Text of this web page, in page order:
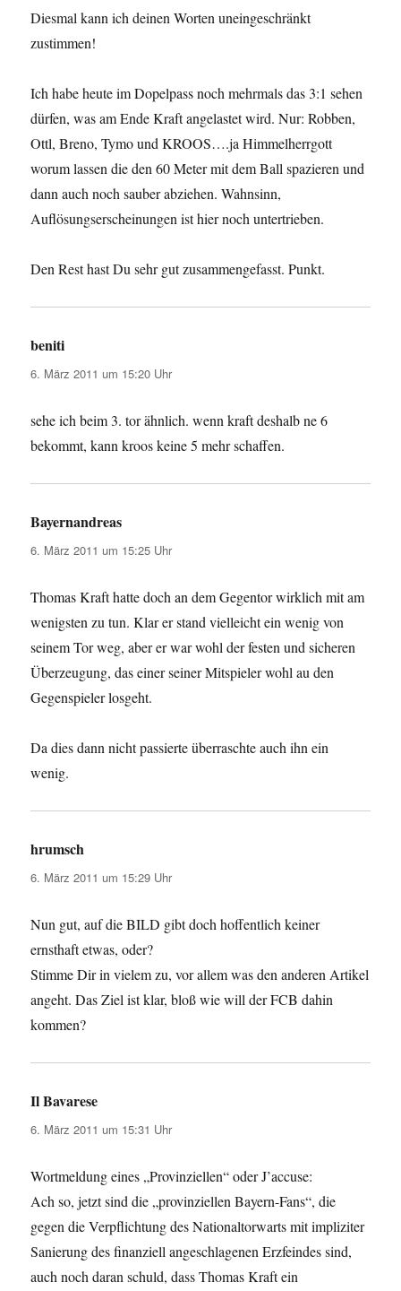
Diesmal kann ich deinen Worten uneingeschränkt
zustimmen!
Ich habe heute im Dopelpass noch mehrmals das 3:1 sehen
dürfen, was am Ende Kraft angelastet wird. Nur: Robben,
Ottl, Breno, Tymo und KROOS….ja Himmelherrgott
worum lassen die den 60 Meter mit dem Ball spazieren und
dann auch noch sauber abziehen. Wahnsinn,
Auflösungserscheinungen ist hier noch untertrieben.
Den Rest hast Du sehr gut zusammengefasst. Punkt.
beniti
6. März 2011 um 15:20 Uhr
sehe ich beim 3. tor ähnlich. wenn kraft deshalb ne 6
bekommt, kann kroos keine 5 mehr schaffen.
Bayernandreas
6. März 2011 um 15:25 Uhr
Thomas Kraft hatte doch an dem Gegentor wirklich mit am
wenigsten zu tun. Klar er stand vielleicht ein wenig von
seinem Tor weg, aber er war wohl der festen und sicheren
Überzeugung, das einer seiner Mitspieler wohl au den
Gegenspieler losgeht.
Da dies dann nicht passierte überraschte auch ihn ein
wenig.
hrumsch
6. März 2011 um 15:29 Uhr
Nun gut, auf die BILD gibt doch hoffentlich keiner
ernsthaft etwas, oder?
Stimme Dir in vielem zu, vor allem was den anderen Artikel
angeht. Das Ziel ist klar, bloß wie will der FCB dahin
kommen?
Il Bavarese
6. März 2011 um 15:31 Uhr
Wortmeldung eines „Provinziellen“ oder J’accuse:
Ach so, jetzt sind die „provinziellen Bayern-Fans“, die
gegen die Verpflichtung des Nationaltorwarts mit impliziter
Sanierung des finanziell angeschlagenen Erzfeindes sind,
auch noch daran schuld, dass Thomas Kraft ein